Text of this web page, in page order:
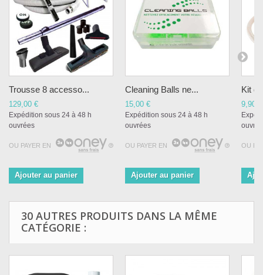
Trousse 8 accesso...
129,00 €
Expédition sous 24 à 48 h
ouvrées
OU PAYER EN
Ajouter au panier
Cleaning Balls ne...
15,00 €
Expédition sous 24 à 48 h
ouvrées
OU PAYER EN
Ajouter au panier
Kit
9,90 €
OU
30 AUTRES PRODUITS DANS LA MÊME
CATÉGORIE :